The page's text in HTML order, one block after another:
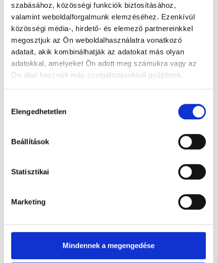
szabásához, közösségi funkciók biztosításához,
valamint weboldalforgalmunk elemzéséhez. Ezenkívül
közösségi média-, hirdető- és elemező partnereinkkel
megosztjuk az Ön weboldalhasználatra vonatkozó
adatait, akik kombinálhatják az adatokat más olyan
adatokkal, amelyeket Ön adott meg számukra vagy az
Ön által használt más szolgáltatásokból gyűjtöttek.
kiválasztása
Elengedhetetlen
Beállítások
Statisztikai
Marketing
Mindennek a megengedése
Hevederek és racsnik
Emelőhevederek